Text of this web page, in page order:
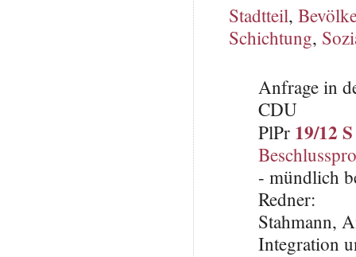
Stadtteil,
Schichtung,
Anfrage in
CDU
PlPr 19/12 S
- mündlich
Redner:
Stahmann,
Integration